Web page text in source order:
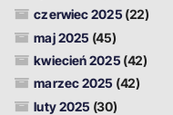
czerwiec 2025 (22)
maj 2025 (45)
kwiecień 2025 (42)
marzec 2025 (42)
luty 2025 (30)